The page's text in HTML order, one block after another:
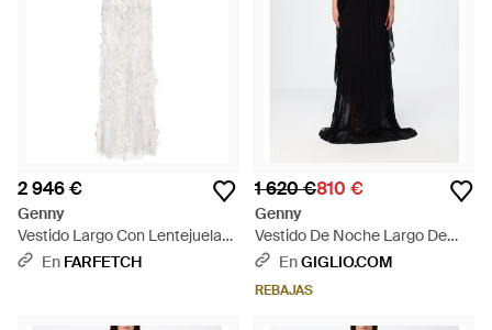
2 946 €
Genny
Vestido Largo Con Lentejuelas
Y Apliques Florales - Blanco
En FARFETCH
1 620 €810 €
Genny
Vestido De Noche Largo De
Chifón Plisado Con Cola -
EnGIGLIO.COM
REBAJAS